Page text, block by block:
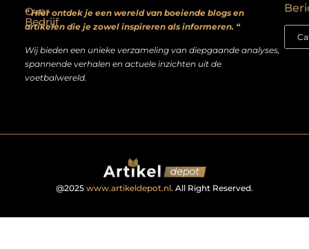
Over
Bedrijf
” Hier ontdek je een wereld van boeiende blogs en
artikelen die je zowel inspireren als informeren. “
Wij bieden een unieke verzameling van diepgaande analyses,
spannende verhalen en actuele inzichten uit de
voetbalwereld.
@2025 www.artikeldepot.nl. All Right Reserved.